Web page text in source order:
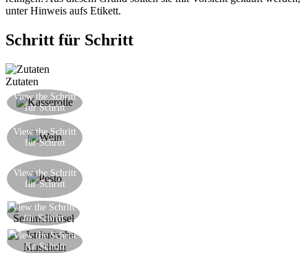
unter Hinweis aufs Etikett.
Schritt für Schritt
Zutaten
View the Schritt
für Schritt
View the Schritt
für Schritt
View the Schritt
für Schritt
View the Schritt
für Schritt
View the Schritt
für Schritt